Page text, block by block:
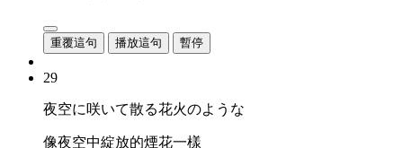
重覆這句 播放這句 暫停
29
夜空に咲いて散る花火のような
像夜空中綻放的煙花一樣